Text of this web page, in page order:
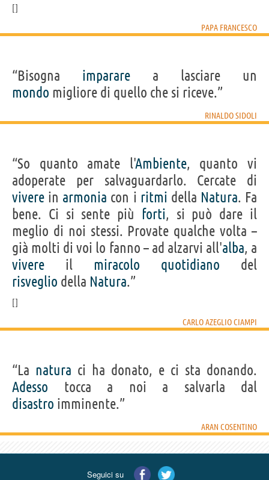
PAPA FRANCESCO
“Bisogna imparare a lasciare un
mondo migliore di quello che si riceve.”
RINALDO SIDOLI
“So quanto amate l'Ambiente, quanto vi
adoperate per salvaguardarlo. Cercate di
vivere in armonia con i ritmi della Natura. Fa
bene. Ci si sente più forti, si può dare il
meglio di noi stessi. Provate qualche volta –
già molti di voi lo fanno – ad alzarvi all'alba, a
vivere il miracolo quotidiano del
risveglio della Natura.”
CARLO AZEGLIO CIAMPI
“La natura ci ha donato, e ci sta donando.
Adesso tocca a noi a salvarla dal
disastro imminente.”
ARAN COSENTINO
Seguici su